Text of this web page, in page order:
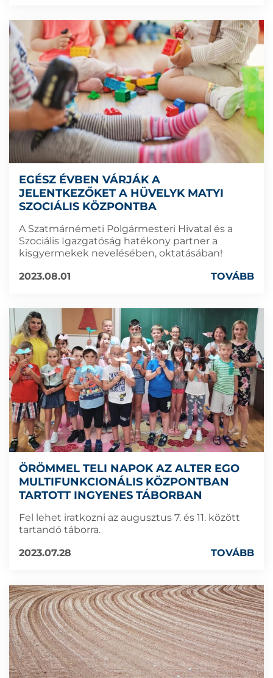
EGÉSZ ÉVBEN VÁRJÁK A
JELENTKEZŐKET A HÜVELYK MATYI
SZOCIÁLIS KÖZPONTBA
A Szatmárnémeti Polgármesteri Hivatal és a
Szociális Igazgatóság hatékony partner a
kisgyermekek nevelésében, oktatásában!
2023.08.01
TOVÁBB
ÖRÖMMEL TELI NAPOK AZ ALTER EGO
MULTIFUNKCIONÁLIS KÖZPONTBAN
TARTOTT INGYENES TÁBORBAN
Fel lehet iratkozni az augusztus 7. és 11. között
tartandó táborra.
2023.07.28
TOVÁBB